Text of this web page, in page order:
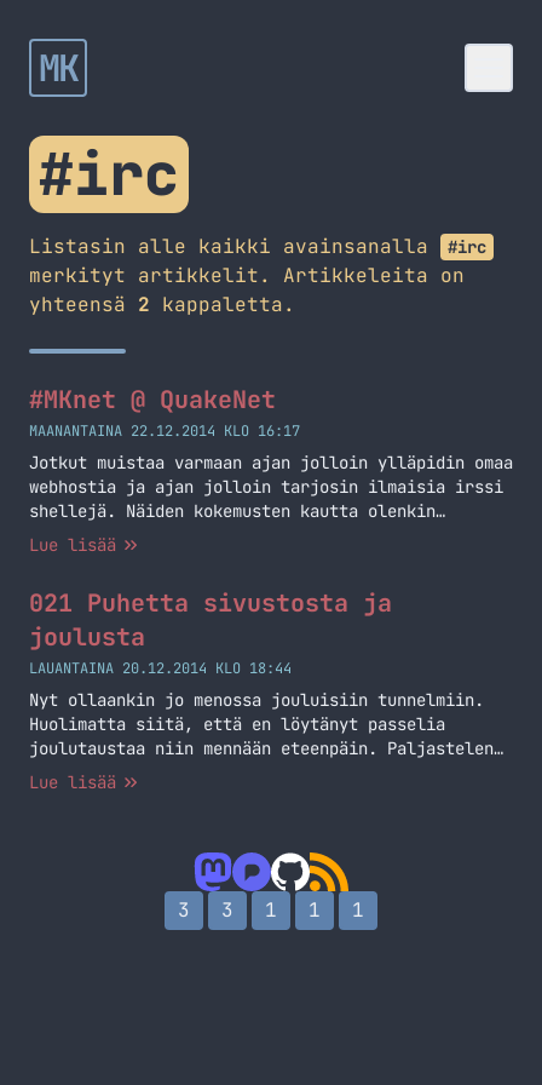
MK
#irc
Listasin alle kaikki avainsanalla #irc
merkityt artikkelit. Artikkeleita on
yhteensä 2 kappaletta.
#MKnet @ QuakeNet
MAANANTAINA 22.12.2014 KLO 16:17
Jotkut muistaa varmaan ajan jolloin ylläpidin omaa
webhostia ja ajan jolloin tarjosin ilmaisia irssi
shellejä. Näiden kokemusten kautta olenkin
kerännyt oppia ja tietoa itselleni tätä päivää
muuten olisi välttämättä tilaisuutta saanut.
Olkoon tämä alku teille kaikille ilmaisena
vinkkinä: Säätäkää, kokeilkaa ja yrittäkää!
Takaisin otsikon mukaiseen… Jatka lukemista #MKnet
@ QuakeNet
Lue lisää
021 Puhetta sivustosta ja
joulusta
LAUANTAINA 20.12.2014 KLO 18:44
Nyt ollaankin jo menossa jouluisiin tunnelmiin.
Huolimatta siitä, että en löytänyt passelia
joulutaustaa niin mennään eteenpäin. Paljastelen
myös hieman sitä mitä on sivustolle tulossa tässä
Lue lisää
3 3 1 1 1